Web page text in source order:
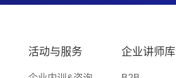
活动与服务 企业讲师库